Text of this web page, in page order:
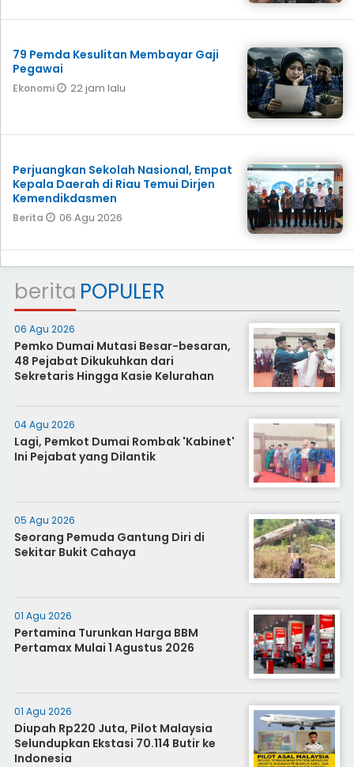
79 Pemda Kesulitan Membayar Gaji
Pegawai
Ekonomi 22 jam lalu
Perjuangkan Sekolah Nasional, Empat
Kepala Daerah di Riau Temui Dirjen
Kemendikdasmen
Berita 06 Agu 2026
berita POPULER
06 Agu 2026
Pemko Dumai Mutasi Besar-besaran,
48 Pejabat Dikukuhkan dari
Sekretaris Hingga Kasie Kelurahan
04 Agu 2026
Lagi, Pemkot Dumai Rombak 'Kabinet'
Ini Pejabat yang Dilantik
05 Agu 2026
Seorang Pemuda Gantung Diri di
Sekitar Bukit Cahaya
01 Agu 2026
Pertamina Turunkan Harga BBM
Pertamax Mulai 1 Agustus 2026
01 Agu 2026
Diupah Rp220 Juta, Pilot Malaysia
Selundupkan Ekstasi 70.114 Butir ke
Indonesia